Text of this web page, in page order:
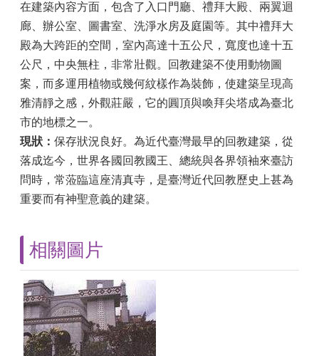
在建築內容方面，包含了入口門廳、禮拜大殿、兩翼迴
廊、辦公室、圖書室、洗淨水房及庭園等。其中禮拜大
殿為大跨距的空間，室內高達十五公尺，寬度也達十五
公尺，中央無柱，非常壯觀。回教建築不使用動物圖
案，而多運用植物或幾何紋樣作為裝飾，使建築呈現高
雅清靜之感，外觀莊嚴，它的圓頂與喚拜尖塔成為臺北
市的地標之一。
現狀： 保存狀況良好。為近代臺灣最早的回教建築，從
落成迄今，世界各國回教國王、總統與各界領袖來臺訪
問時，常蒞臨這座清真寺，是臺灣近代回教歷史上甚為
重要而有神聖意義的建築。
相關圖片